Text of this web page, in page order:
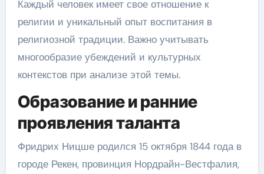
Каждый человек имеет свое отношение к
религии и уникальный опыт воспитания в
религиозной традиции. Важно учитывать
многообразие убеждений и культурных
контекстов при анализе этой темы.
Образование и ранние
проявления таланта
Фридрих Ницше родился 15 октября 1844 года в
городе Рекен, провинция Нордрайн-Вестфалия,